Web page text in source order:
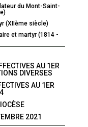
du Mont-Saint-
(XIIème siècle)
et martyr (1814 -
AU 1ER
DIVERSES
AU 1ER
2021